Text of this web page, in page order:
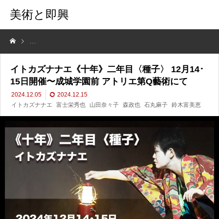
美術と即興
イトカズナナエ《十年》二年目〈種子〉 12月14･15日開催〜成城学園
イトカズナナエ《十年》二年目〈種子〉 12月14･
15日開催〜成城学園前 アトリエ第Q藝術にて
2024.12.05
2024.12.15
イトカズナナエ
富士栄秀也 山田奈々子 森政也 石丸麻子 鈴木富美恵